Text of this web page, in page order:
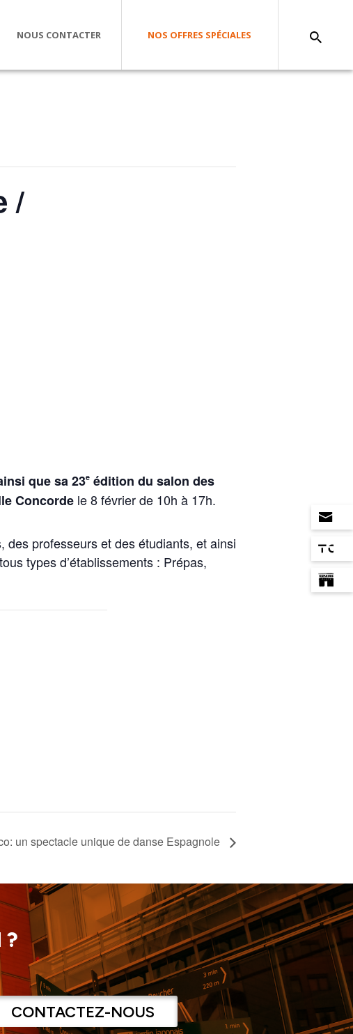
NOUS CONTACTER NOS OFFRES SPÉCIALES
/
que sa 23e édition du salon des
Concorde le 8 février de 10h à 17h.
professeurs et des étudiants, et ainsi
types d’établissements : Prépas,
un spectacle unique de danse Espagnole
?
CONTACTEZ-NOUS